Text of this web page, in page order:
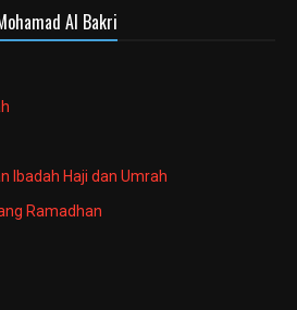
Al Bakri
Ibadah Haji dan Umrah
Ramadhan